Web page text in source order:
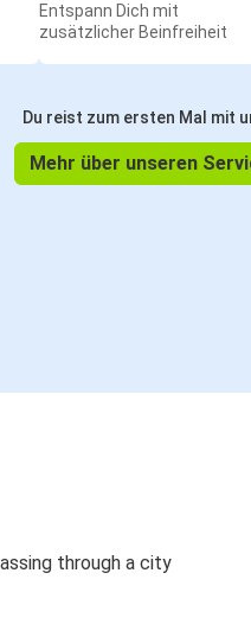
Entspann Dich mit
zusätzlicher Beinfreiheit
Du reist zum ersten Mal mit
Mehr über unseren